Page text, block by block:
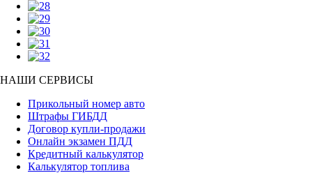
НАШИ СЕРВИСЫ
Прикольный номер авто
Штрафы ГИБДД
Договор купли-продажи
Онлайн экзамен ПДД
Кредитный калькулятор
Калькулятор топлива